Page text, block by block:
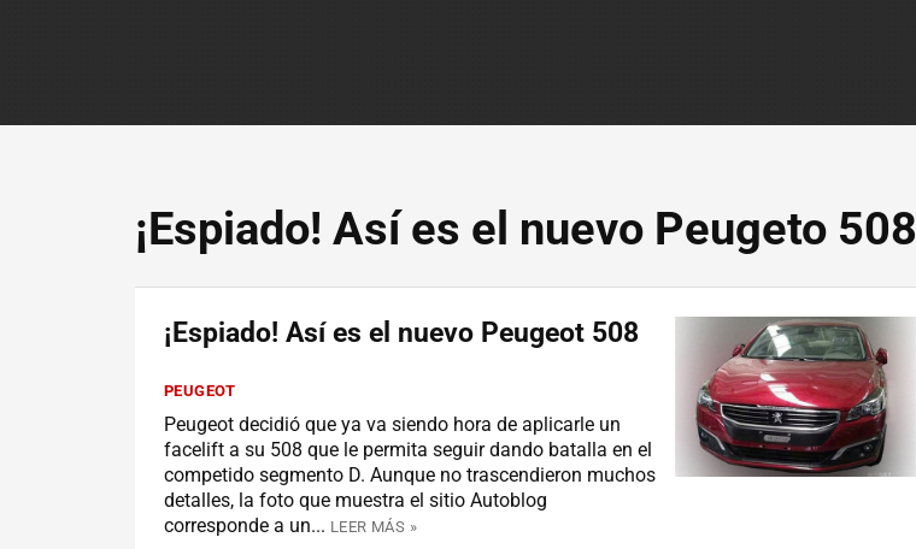
¡Espiado! Así es el nuevo Peugeto 508
¡Espiado! Así es el nuevo Peugeot 508
PEUGEOT
Peugeot decidió que ya va siendo hora de aplicarle un
facelift a su 508 que le permita seguir dando batalla en el
competido segmento D. Aunque no trascendieron muchos
detalles, la foto que muestra el sitio Autoblog
corresponde a un... LEER MÁS »